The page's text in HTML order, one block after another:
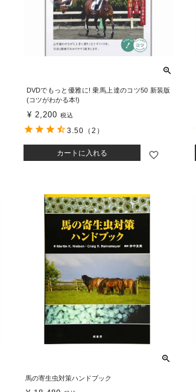
DVDでもっと優雅に! 乗馬上達のコツ50 新装版
(コツがわかる本!)
¥ 2,200 税込
カートに入れる
3.50 （2）
馬の寄生虫対策ハンドブック